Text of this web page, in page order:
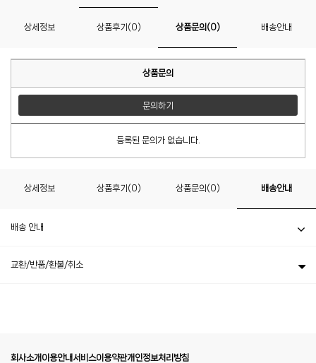
상세정보 상품후기(0) 상품문의(0) 배송안내
상품문의
문의하기
등록된 문의가 없습니다.
상세정보 상품후기(0) 상품문의(0) 배송안내
배송 안내
교환/반품/환불/취소
회사소개 이용안내서비스이용약관개인정보처리방침